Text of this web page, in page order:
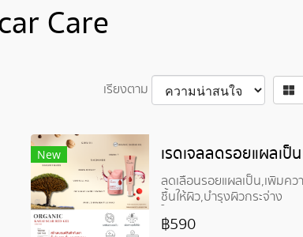
Care
เรียงตาม
New
ลดเลือนรอยแผลเป็น,เพิ่มคว
ชื้นให้ผิว,บำรุงผิวกระจ่าง
ใส,บรรเทาผิวอักเสบ
฿590